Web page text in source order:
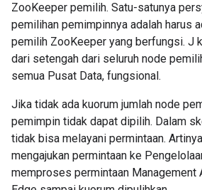
ZooKeeper pemilih. Satu-satunya
pemilihan pemimpinnya adalah harus
pemilih ZooKeeper yang berfungsi. J
dari setengah dari seluruh node
semua Pusat Data, fungsional.
Jika tidak ada kuorum jumlah node
pemimpin tidak dapat dipilih. Dalam
tidak bisa melayani permintaan.
mengajukan permintaan ke
memproses permintaan Management